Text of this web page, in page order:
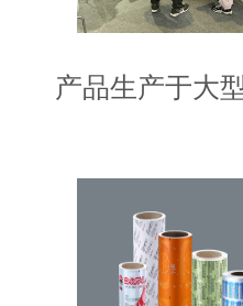
产品生产于大